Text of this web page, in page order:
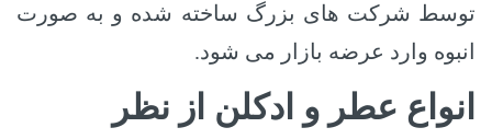
توسط شرکت های بزرگ ساخته شده و به صورت
انبوه وارد عرضه بازار می شود.
انواع عطر و ادکلن از نظر